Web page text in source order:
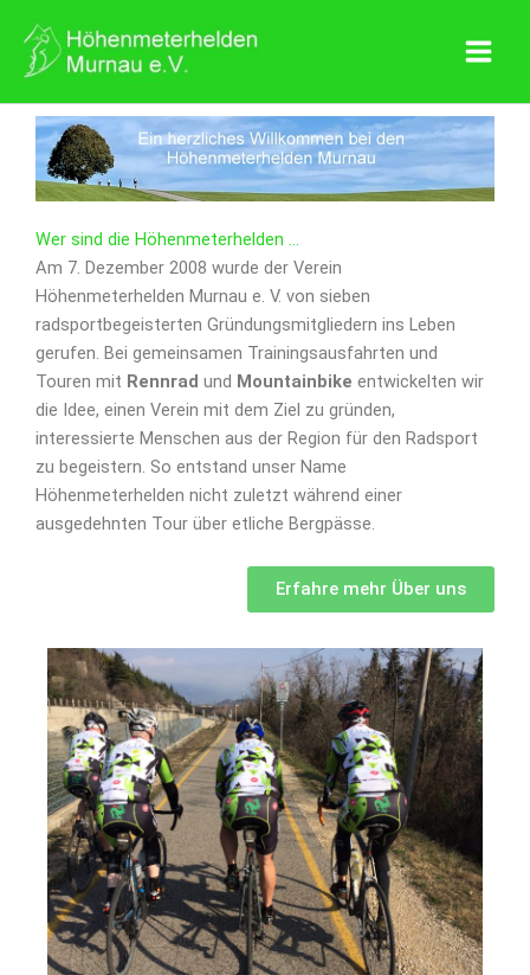
Inhalt
springen
Wer sind die Höhenmeterhelden …
Am 7. Dezember 2008 wurde der Verein
Höhenmeterhelden Murnau e. V. von sieben
radsportbegeisterten Gründungsmitgliedern ins Leben
gerufen. Bei gemeinsamen Trainingsausfahrten und
Touren mit Rennrad und Mountainbike entwickelten wir
die Idee, einen Verein mit dem Ziel zu gründen,
interessierte Menschen aus der Region für den Radsport
zu begeistern. So entstand unser Name
Höhenmeterhelden nicht zuletzt während einer
ausgedehnten Tour über etliche Bergpässe.
Erfahre mehr Über uns